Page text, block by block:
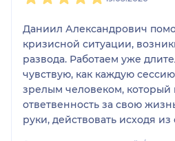
Даниил Александрович
кризисной ситуации,
развода. Работаем уже
чувствую, как каждую
зрелым человеком, который
ответвенность за свою
руки, действовать исходя